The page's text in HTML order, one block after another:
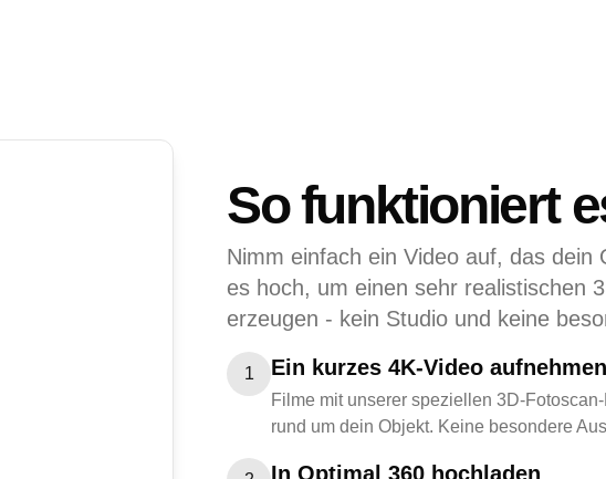
So funktioniert
Nimm einfach ein Video auf, das dein
es hoch, um einen sehr realistischen
erzeugen - kein Studio und keine
1 Ein kurzes 4K-Video aufnehmen
Filme mit unserer speziellen 3D-
rund um dein Objekt. Keine besondere
In Optimal 360 hochladen